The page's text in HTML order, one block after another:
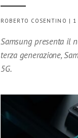
ROBERTO COSENTINO |
Samsung presenta il
terza generazione,
5G.